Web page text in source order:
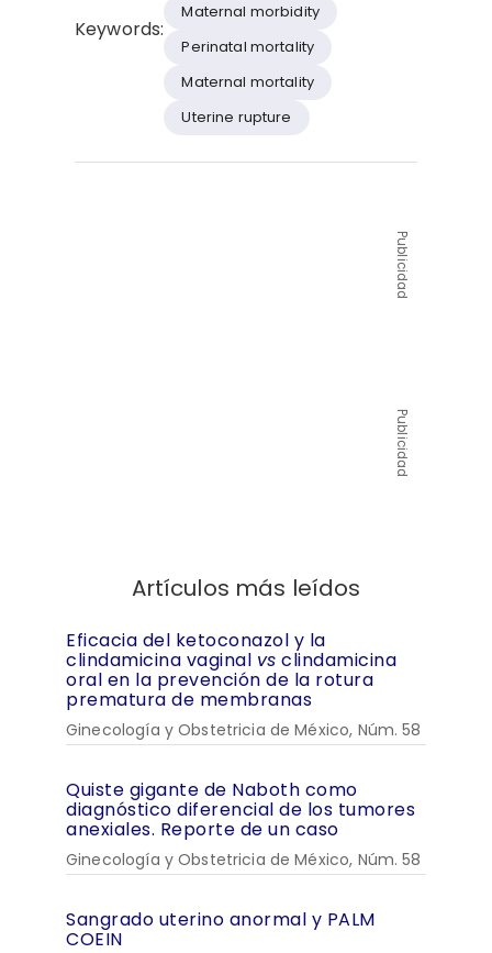
Keywords:
Maternal morbidity
Perinatal mortality
Maternal mortality
Uterine rupture
Publicidad
Publicidad
Artículos más leídos
Eficacia del ketoconazol y la
clindamicina vaginal vs clindamicina
oral en la prevención de la rotura
prematura de membranas
Ginecología y Obstetricia de México, Núm. 58
Quiste gigante de Naboth como
diagnóstico diferencial de los tumores
anexiales. Reporte de un caso
Ginecología y Obstetricia de México, Núm. 58
Sangrado uterino anormal y PALM
COEIN